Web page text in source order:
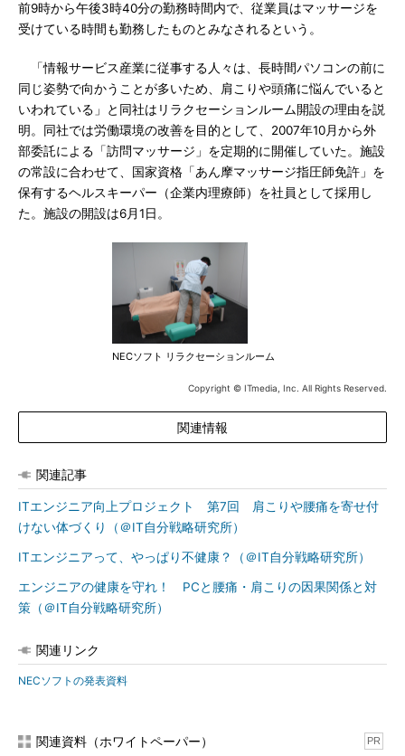
前9時から午後3時40分の勤務時間内で、従業員はマッサージを
受けている時間も勤務したものとみなされるという。
「情報サービス産業に従事する人々は、長時間パソコンの前に
同じ姿勢で向かうことが多いため、肩こりや頭痛に悩んでいると
いわれている」と同社はリラクセーションルーム開設の理由を説
明。同社では労働環境の改善を目的として、2007年10月から外
部委託による「訪問マッサージ」を定期的に開催していた。施設
の常設に合わせて、国家資格「あん摩マッサージ指圧師免許」を
保有するヘルスキーパー（企業内理療師）を社員として採用し
た。施設の開設は6月1日。
NECソフト リラクセーションルーム
Copyright © ITmedia, Inc. All Rights Reserved.
関連情報
関連記事
ITエンジニア向上プロジェクト 第7回 肩こりや腰痛を寄せ付
けない体づくり（＠IT自分戦略研究所）
ITエンジニアって、やっぱり不健康？（＠IT自分戦略研究所）
エンジニアの健康を守れ！ PCと腰痛・肩こりの因果関係と対
策（＠IT自分戦略研究所）
関連リンク
NECソフトの発表資料
関連資料（ホワイトペーパー） PR